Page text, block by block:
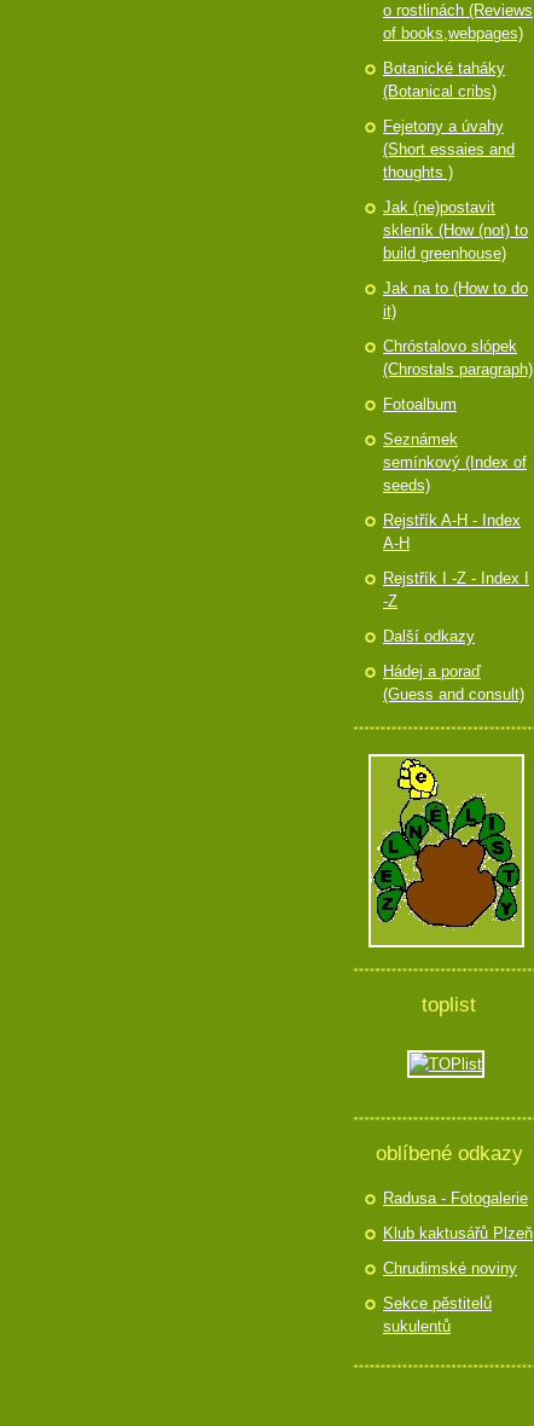
o rostlinách (Reviews
of books,webpages)
Botanické taháky
(Botanical cribs)
Fejetony a úvahy
(Short essaies and
thoughts )
Jak (ne)postavit
skleník (How (not) to
build greenhouse)
Jak na to (How to do
it)
Chróstalovo slópek
(Chrostals paragraph)
Fotoalbum
Seznámek
semínkový (Index of
seeds)
Rejstřík A-H - Index
A-H
Rejstřík I -Z - Index I
-Z
Další odkazy
Hádej a poraď
(Guess and consult)
toplist
oblíbené odkazy
Radusa - Fotogalerie
Klub kaktusářů Plzeň
Chrudimské noviny
Sekce pěstitelů
sukulentů